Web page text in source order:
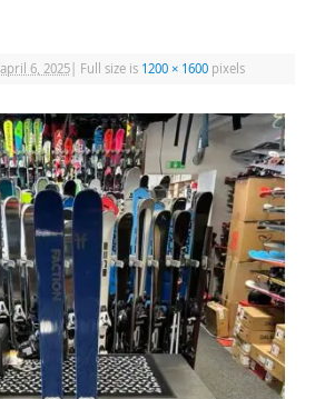
april 6, 2025| Full size is 1200 × 1600pixels